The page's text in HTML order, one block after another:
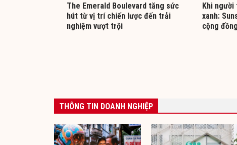
The Emerald Boulevard tăng sức
hút từ vị trí chiến lược đến trải
nghiệm vượt trội
Khi người
xanh:
cộng
THÔNG TIN DOANH NGHIỆP